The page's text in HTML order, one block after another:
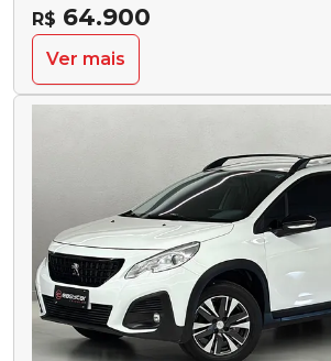
R$ 64.900
Ver mais